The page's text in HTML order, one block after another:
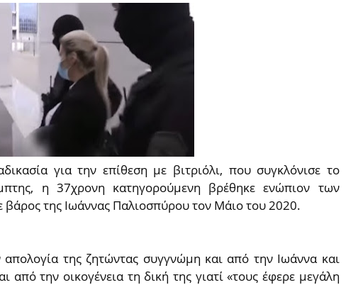
για την επίθεση με βιτριόλι, που συγκλόνισε το
η 37χρονη κατηγορούμενη βρέθηκε ενώπιον των
βάρος της Ιωάννας Παλιοσπύρου τον Μάιο του 2020.
της ζητώντας συγγνώμη και από την Ιωάννα και
από την οικογένεια τη δική της γιατί «τους έφερε μεγάλη